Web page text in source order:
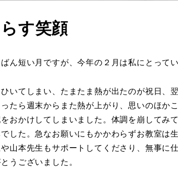
す笑顔
ん短い月ですが、今年の２月は私にとって
いてしまい、たまたま熱が出たのが祝日、
たら週末からまた熱が上がり、思いのほか
おかけしてしまいました。体調を崩してみ
した。急なお願いにもかかわらずお教室は
山本先生もサポートしてくださり、無事に
うございました。